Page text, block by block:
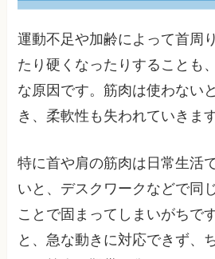
運動不足や加齢によって首周
たり硬くなったりすることも
な原因です。筋肉は使わない
き、柔軟性も失われていきます
特に首や肩の筋肉は日常生活
いと、デスクワークなどで同
ことで固まってしまいがちで
と、急な動きに対応できず、